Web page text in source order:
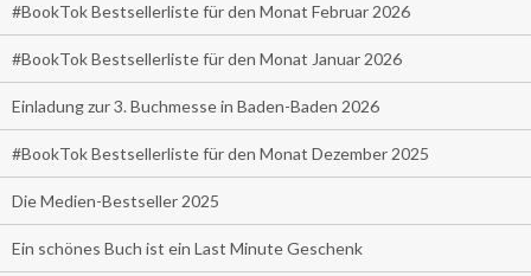
#BookTok Bestsellerliste für den Monat Februar 2026
#BookTok Bestsellerliste für den Monat Januar 2026
Einladung zur 3. Buchmesse in Baden-Baden 2026
#BookTok Bestsellerliste für den Monat Dezember 2025
Die Medien-Bestseller 2025
Ein schönes Buch ist ein Last Minute Geschenk